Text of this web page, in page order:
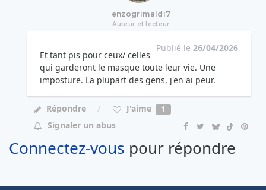
enzogrimaldi7
Auteur et lecteur
Publié le 26/04/2026
Et tant pis pour ceux/ celles
qui garderont le masque toute leur vie. Une
imposture. La plupart des gens, j'en ai peur.
Répondre J'aime 1
Signaler un abus
Connectez-vous pour répondre